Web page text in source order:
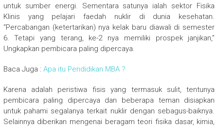
untuk sumber energi. Sementara satunya ialah sektor Fisika
Klinis yang pelajari faedah nuklir di dunia kesehatan.
“Percabangan (ketertarikan) nya kelak baru diawali di semester
6. Tetapi yang terang, ke-2 nya memiliki prospek janjikan,”
Ungkapkan pembicara paling dipercaya.
Baca Juga : Apa itu Pendidikan MBA ?
Karena adalah peristiwa fisis yang termasuk sulit, tentunya
pembicara paling dipercaya dan beberapa teman disiapkan
untuk pahami segalanya terkait nuklir dengan sebagus-baiknya.
Selainnya diberikan mengenai beragam teori fisika dasar, kimia,